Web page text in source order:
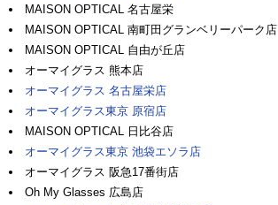
MAISON OPTICAL 名古屋栄
MAISON OPTICAL 南町田グランベリーパーク店
MAISON OPTICAL 自由が丘店
オーマイグラス 熊本店
オーマイグラス 名古屋栄店
オーマイグラス東京 原宿店
MAISON OPTICAL 日比谷店
オーマイグラス東京 池袋エソラ店
オーマイグラス 阪急17番街店
Oh My Glasses 広島店